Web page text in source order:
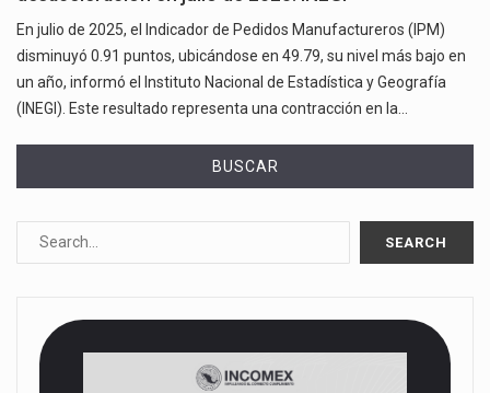
En julio de 2025, el Indicador de Pedidos Manufactureros (IPM)
disminuyó 0.91 puntos, ubicándose en 49.79, su nivel más bajo en
un año, informó el Instituto Nacional de Estadística y Geografía
(INEGI). Este resultado representa una contracción en la…
BUSCAR